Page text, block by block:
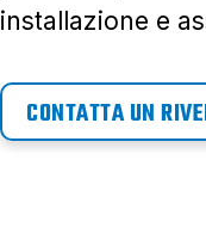
installazione e
CONTATTA UN